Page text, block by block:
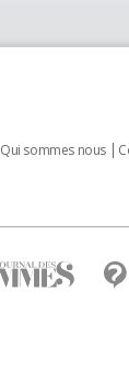
Qui sommes nous